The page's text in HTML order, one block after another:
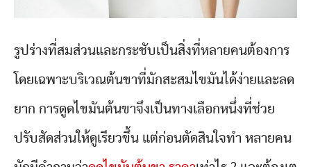
รูปร่างที่สมส่วนและกระชับเป็นสิ่งที่หลายคนต้องการ
โดยเฉพาะบริเวณต้นขาที่มักสะสมไขมันได้ง่ายและลด
ยาก การดูดไขมันต้นขาจึงเป็นทางเลือกหนึ่งที่ช่วย
ปรับสัดส่วนให้ดูเรียวขึ้น แต่ก่อนตัดสินใจทำ หลายคน